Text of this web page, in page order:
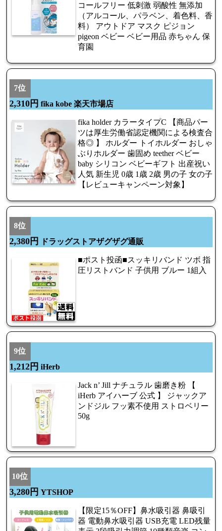
コールフリー 低刺激 弱酸性 無添加
（アルコール、パラベン、着色料、香
料） アウトドア マスク ピジョン
pigeon ベビー ベビー用品 赤ちゃん 保
育園
7位
2,310円 fika kobe 楽天市場店
fika holder カラータイプC 【商品パー
ツは厚生労働省認定機関による検査合
格◎ 】 ホルダー トイホルダー おしゃ
ぶりホルダー 歯固め teether ベビー
baby シリコン ベビーギフト 出産祝い
人気 新生児 0歳 1歳 2歳 男の子 女の子
【レビューキャンペーン対象】
8位
2,380円 ドラッグストアザグザグ通販
■ポスト投函■スッキリバンド ツボ 指
圧リストバンド 子供用 ブルー 1組入
9位
1,212円 iHerb
Jack n’ Jill ナチュラル 歯磨き粉 【
iHerb アイハーブ 公式 】 ジャックア
ンドジル フッ素不使用 ストロベリー
50g
10位
3,280円 YTSHOP
【限定15％OFF】鼻水吸引器 鼻吸引
器 電動鼻水吸引器 USB充電 LED残量